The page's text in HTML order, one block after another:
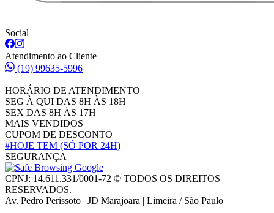
Social
Atendimento ao Cliente
(19) 99635-5996
HORÁRIO DE ATENDIMENTO
SEG À QUI DAS 8H ÀS 18H
SEX DAS 8H ÀS 17H
MAIS VENDIDOS
CUPOM DE DESCONTO
#HOJE TEM (SÓ POR 24H)
SEGURANÇA
CPNJ: 14.611.331/0001-72 © TODOS OS DIREITOS
RESERVADOS.
Av. Pedro Perissoto | JD Marajoara | Limeira / São Paulo